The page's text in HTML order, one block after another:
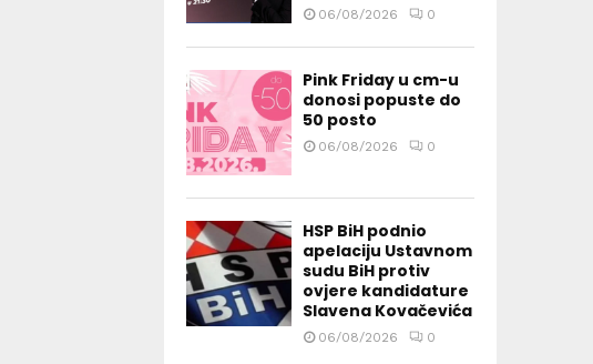
06/08/2026 0
Pink Friday u cm-u
donosi popuste do
50 posto
06/08/2026 0
HSP BiH podnio
apelaciju Ustavnom
sudu BiH protiv
ovjere kandidature
Slavena Kovačevića
06/08/2026 0